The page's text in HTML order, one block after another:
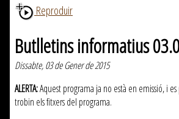
Reproduir
Butlletins informatius
Dissabte, 03 de Gener de 2015
ALERTA:Aquest programa ja no està en emissió, i
trobin els fitxers del programa.